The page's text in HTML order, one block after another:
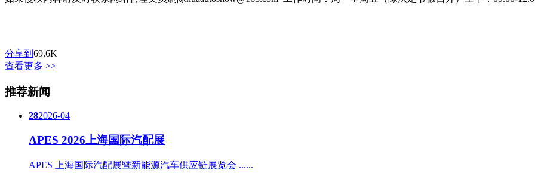
分享到 69.6K
查看更多 >>
推荐新闻
282026-04
APES 2026上海国际汽配展
APES 上海国际汽配展暨新能源汽车供应链展览会 ......